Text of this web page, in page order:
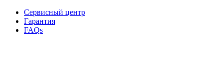
Сервисный центр
Гарантия
FAQs